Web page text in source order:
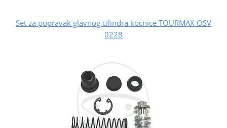
Set za popravak glavnog cilindra kocnice TOURMAX OSV
0228